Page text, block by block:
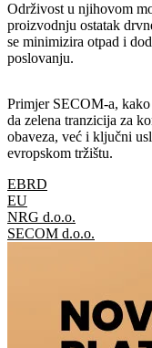
Održivost u njihovom
proizvodnju ostatak
se minimizira otpad i
poslovanju.
Primjer SECOM-a,
da zelena tranzicija za
obaveza, već i ključni
evropskom tržištu.
EBRD
EU
NRG d.o.o.
SECOM d.o.o.